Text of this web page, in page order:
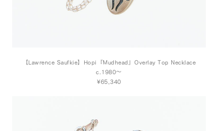
【Lawrence Saufkie】Hopi『Mudhead』Overlay Top Necklace
c.1980～
¥65,340